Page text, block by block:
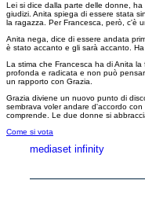
Lei si dice dalla parte delle donne,
giudizi. Anita spiega di essere stata
la ragazza. Per Francesca, però, c'è
Anita nega, dice di essere andata
è stato accanto e gli sarà accanto.
La stima che Francesca ha di Anita la
profonda e radicata e non può
un rapporto con Grazia.
Grazia diviene un nuovo punto di
sembrava voler andare d'accordo
comprende. Le due donne si
Come si vota
mediaset infinity